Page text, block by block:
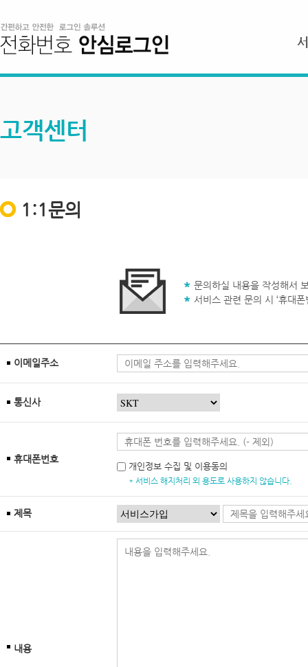
고객센터
1:1문의
문의하실 내용을 작성해서
서비스 관련 문의 시 ‘휴대
이메일주소
통신사
휴대폰번호
개인정보 수집 및 이용동의
* 서비스 해지처리 외 용도로 사용하지 않습니다.
제목
내용